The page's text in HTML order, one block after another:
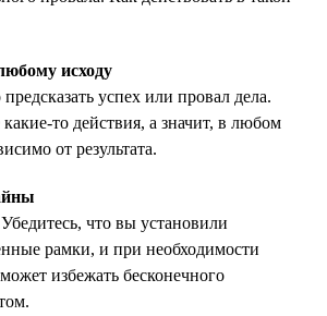
исходу
успех или провал дела.
то действия, а значит, в любом
от результата.
что вы установили
рамки, и при необходимости
избежать бесконечного